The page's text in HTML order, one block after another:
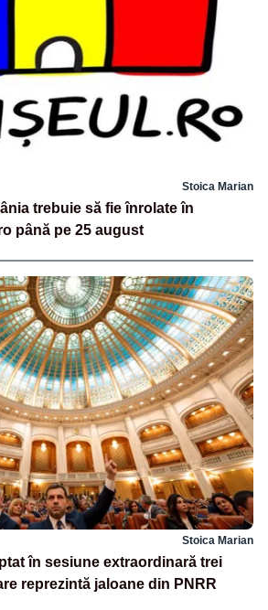
Stoica Marian
trebuie să fie înrolate în
până pe 25 august
Stoica Marian
în sesiune extraordinară trei
reprezintă jaloane din PNRR